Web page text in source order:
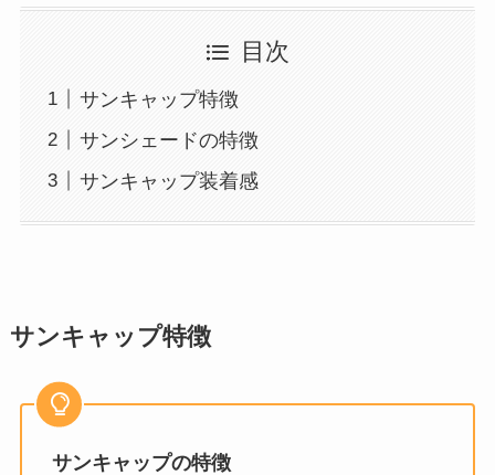
目次
サンキャップ特徴
サンシェードの特徴
サンキャップ装着感
サンキャップ特徴
サンキャップの特徴